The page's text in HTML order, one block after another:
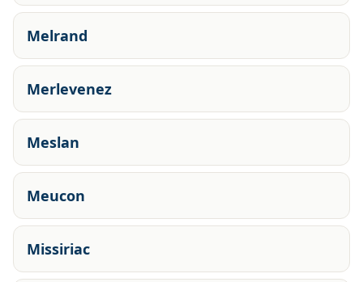
Melrand
Merlevenez
Meslan
Meucon
Missiriac